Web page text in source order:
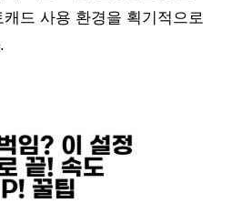
드 사용 환경을 획기적으로